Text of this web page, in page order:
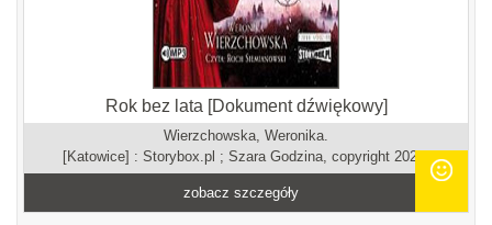
Rok bez lata [Dokument dźwiękowy]
Wierzchowska, Weronika.
[Katowice] : Storybox.pl ; Szara Godzina, copyright 2022.
zobacz szczegóły